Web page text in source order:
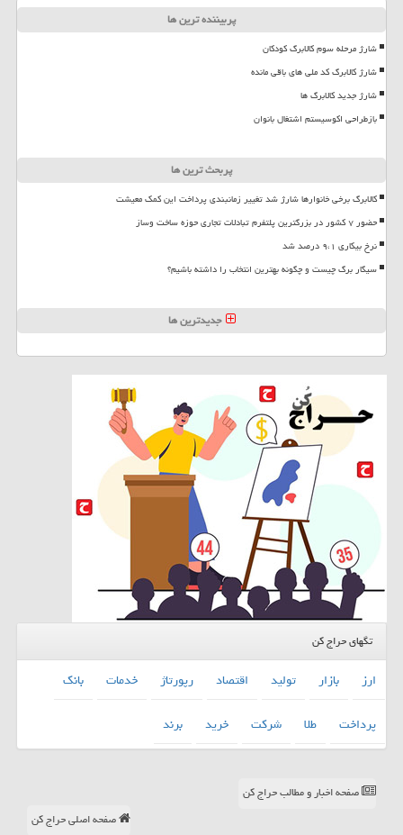
پربیننده ترین ها
شارژ مرحله سوم کالابرگ کودکان
شارژ کالابرگ کد ملی های باقی مانده
شارژ جدید کالابرگ ها
بازطراحی اکوسیستم اشتغال بانوان
پربحث ترین ها
کالابرگ برخی خانوارها شارژ شد تغییر زمانبندی پرداخت این کمک معیشت
حضور ۷ کشور در بزرگترین پلتفرم تبادلات تجاری حوزه ساخت وساز
نرخ بیکاری ۹،۱ درصد شد
سیگار برگ چیست و چگونه بهترین انتخاب را داشته باشیم؟
جدیدترین ها
تگهای حراج کن
ارز بازار تولید اقتصاد رپورتاژ خدمات
بانك
پرداخت
طلا شركت خرید برند
صفحه اخبار و مطالب حراج کن
صفحه اصلی حراج کن